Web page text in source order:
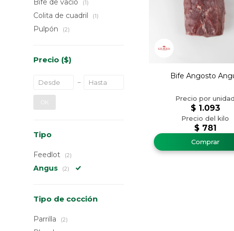
Bife Angosto
$ 781
$ 1.093
Bife de vacío (1)
Colita de cuadril (1)
Pulpón (2)
Precio ($)
OK
Tipo
Feedlot (2)
Angus (2)
Tipo de cocción
Parrilla (2)